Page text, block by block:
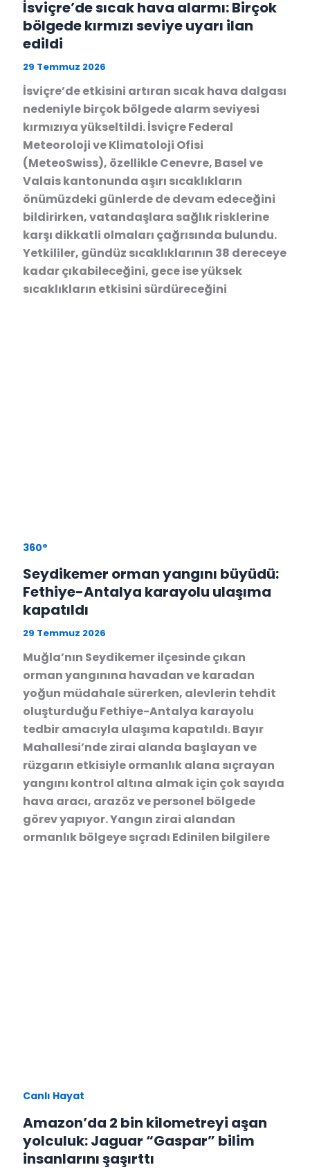
İsviçre’de sıcak hava alarmı: Birçok
bölgede kırmızı seviye uyarı ilan
edildi
29 Temmuz 2026
İsviçre’de etkisini artıran sıcak hava dalgası
nedeniyle birçok bölgede alarm seviyesi
kırmızıya yükseltildi. İsviçre Federal
Meteoroloji ve Klimatoloji Ofisi
(MeteoSwiss), özellikle Cenevre, Basel ve
Valais kantonunda aşırı sıcaklıkların
önümüzdeki günlerde de devam edeceğini
bildirirken, vatandaşlara sağlık risklerine
karşı dikkatli olmaları çağrısında bulundu.
Yetkililer, gündüz sıcaklıklarının 38 dereceye
kadar çıkabileceğini, gece ise yüksek
sıcaklıkların etkisini sürdüreceğini
360°
Seydikemer orman yangını büyüdü:
Fethiye-Antalya karayolu ulaşıma
kapatıldı
29 Temmuz 2026
Muğla’nın Seydikemer ilçesinde çıkan
orman yangınına havadan ve karadan
yoğun müdahale sürerken, alevlerin tehdit
oluşturduğu Fethiye-Antalya karayolu
tedbir amacıyla ulaşıma kapatıldı. Bayır
Mahallesi’nde zirai alanda başlayan ve
rüzgarın etkisiyle ormanlık alana sıçrayan
yangını kontrol altına almak için çok sayıda
hava aracı, arazöz ve personel bölgede
görev yapıyor. Yangın zirai alandan
ormanlık bölgeye sıçradı Edinilen bilgilere
Canlı Hayat
Amazon’da 2 bin kilometreyi aşan
yolculuk: Jaguar “Gaspar” bilim
insanlarını şaşırttı